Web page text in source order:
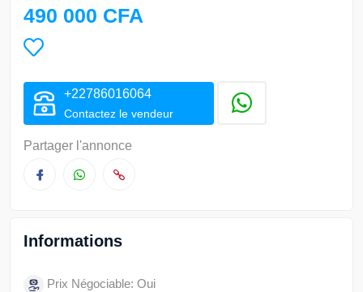
490 000 CFA
+22786016064
Contactez le vendeur
Partager l'annonce
Informations
Prix Négociable: Oui